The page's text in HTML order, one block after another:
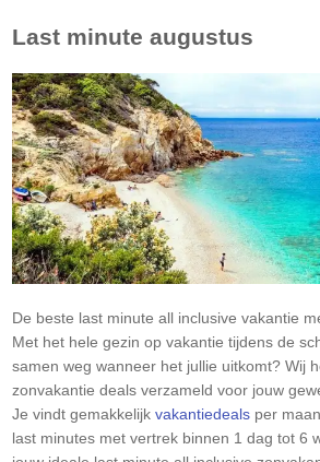
Last minute augustus
De beste last minute all inclusive vakantie
Met het hele gezin op vakantie tijdens de
samen weg wanneer het jullie uitkomt? Wij
zonvakantie deals verzameld voor jouw
Je vindt gemakkelijk vakantiedeals per
last minutes met vertrek binnen 1 dag tot 6